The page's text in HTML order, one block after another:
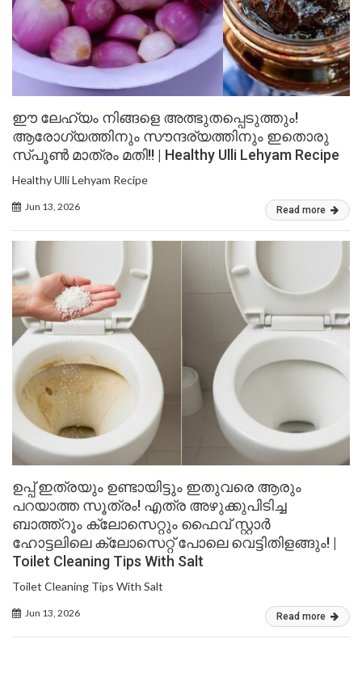
ഈ ലേഹ്യം നിങ്ങളെ അത്ഭുതപ്പെടുത്തും!
ആരോഗ്യത്തിനും സൗന്ദര്യത്തിനും ഇതൊരു
സ്പൂൺ മാത്രം മതി!! | Healthy Ulli Lehyam Recipe
Healthy Ulli Lehyam Recipe
Jun 13, 2026 Read more
ഉപ്പ് ഇത്രയും ഉണ്ടായിട്ടും ഇതുവരെ ആരും
പറയാത്ത സൂത്രം! എത്ര അഴുക്കുപിടിച്ച
ബാത്ത്റൂം ക്ലോസെറ്റും ഫൈവ് സ്റ്റാർ
ഹോട്ടലിലെ ക്ലോസെറ്റ് പോലെ വെട്ടിതിളങ്ങും! |
Toilet Cleaning Tips With Salt
Toilet Cleaning Tips With Salt
Jun 13, 2026 Read more